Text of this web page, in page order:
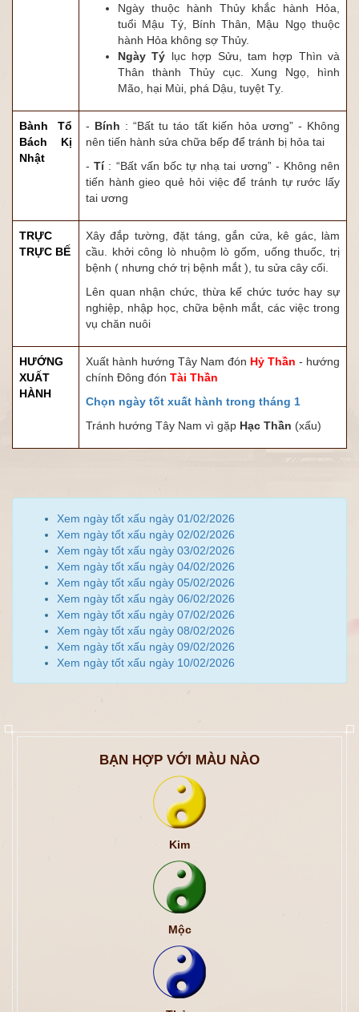
Ngày thuộc hành Thủy khắc hành Hỏa,
tuổi Mậu Tý, Bính Thân, Mậu Ngọ thuộc
hành Hỏa không sợ Thủy.
Ngày Tý lục hợp Sửu, tam hợp Thìn và
Thân thành Thủy cục. Xung Ngọ, hình
Mão, hại Mùi, phá Dậu, tuyệt Tỵ.
Bành Tổ
Bách Kị
Nhật
- Bính : “Bất tu táo tất kiến hỏa ương” - Không
nên tiến hành sửa chữa bếp để tránh bị hỏa tai
-Tí: “Bất vấn bốc tự nhạ tai ương” - Không nên
tiến hành gieo quẻ hỏi việc để tránh tự rước lấy
tai ương
TRỰC
TRỰC BẾ
Xây đắp tường, đặt táng, gắn cửa, kê gác, làm
cầu. khởi công lò nhuộm lò gốm, uống thuốc, trị
bệnh ( nhưng chớ trị bệnh mắt ), tu sửa cây cối.
Lên quan nhận chức, thừa kế chức tước hay sự
nghiệp, nhập học, chữa bệnh mắt, các việc trong
vụ chăn nuôi
HƯỚNG
XUẤT
HÀNH
Xuất hành hướng Tây Nam đón Hỷ Thần - hướng
chính Đông đón Tài Thần
Chọn ngày tốt xuất hành trong tháng 1
Tránh hướng Tây Nam vì gặp Hạc Thần (xấu)
Xem ngày tốt xấu ngày 01/02/2026
Xem ngày tốt xấu ngày 02/02/2026
Xem ngày tốt xấu ngày 03/02/2026
Xem ngày tốt xấu ngày 04/02/2026
Xem ngày tốt xấu ngày 05/02/2026
Xem ngày tốt xấu ngày 06/02/2026
Xem ngày tốt xấu ngày 07/02/2026
Xem ngày tốt xấu ngày 08/02/2026
Xem ngày tốt xấu ngày 09/02/2026
Xem ngày tốt xấu ngày 10/02/2026
BẠN HỢP VỚI MÀU NÀO
Kim
Mộc